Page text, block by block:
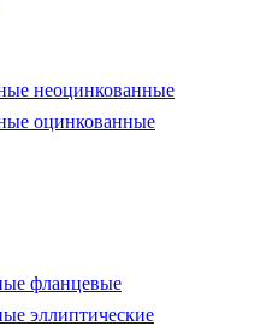
неоцинкованные
оцинкованные
фланцевые
эллиптические